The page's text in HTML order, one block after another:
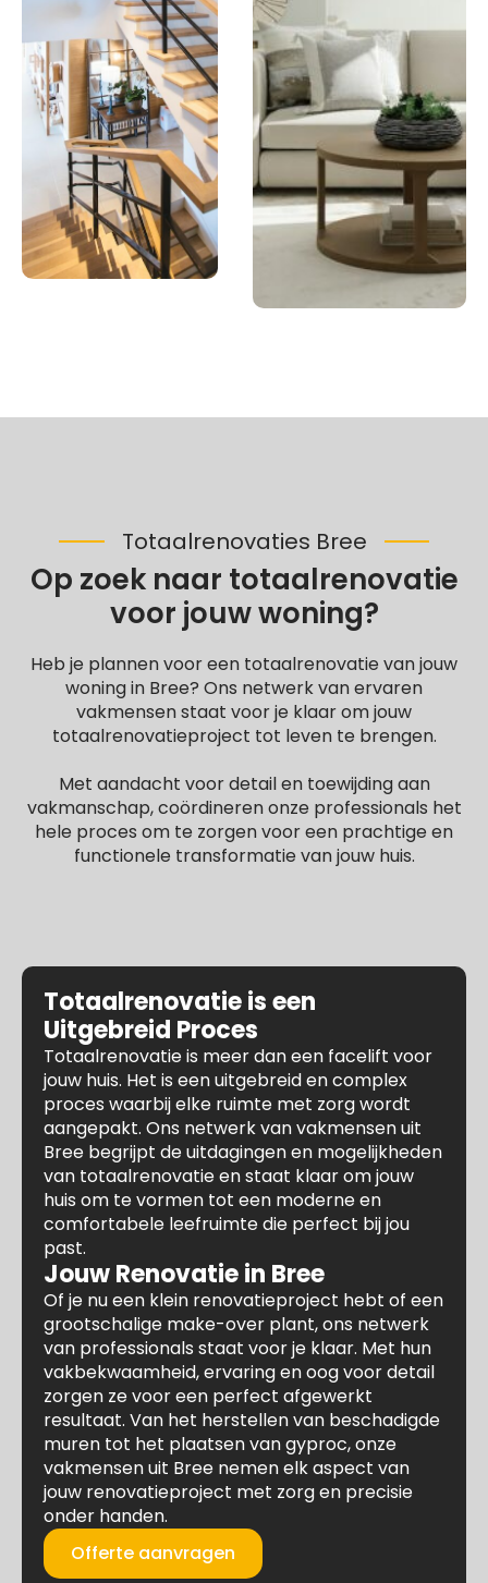
Totaalrenovaties Bree
Op zoek naar totaalrenovatie
voor jouw woning?
Heb je plannen voor een totaalrenovatie van jouw
woning in Bree? Ons netwerk van ervaren
vakmensen staat voor je klaar om jouw
totaalrenovatieproject tot leven te brengen.
Met aandacht voor detail en toewijding aan
vakmanschap, coördineren onze professionals het
hele proces om te zorgen voor een prachtige en
functionele transformatie van jouw huis.
Totaalrenovatie is een
Uitgebreid Proces
Totaalrenovatie is meer dan een facelift voor
jouw huis. Het is een uitgebreid en complex
proces waarbij elke ruimte met zorg wordt
aangepakt. Ons netwerk van vakmensen uit
Bree begrijpt de uitdagingen en mogelijkheden
van totaalrenovatie en staat klaar om jouw
huis om te vormen tot een moderne en
comfortabele leefruimte die perfect bij jou
past.
Jouw Renovatie in Bree
Of je nu een klein renovatieproject hebt of een
grootschalige make-over plant, ons netwerk
van professionals staat voor je klaar. Met hun
vakbekwaamheid, ervaring en oog voor detail
zorgen ze voor een perfect afgewerkt
resultaat. Van het herstellen van beschadigde
muren tot het plaatsen van gyproc, onze
vakmensen uit Bree nemen elk aspect van
jouw renovatieproject met zorg en precisie
onder handen.
Offerte aanvragen